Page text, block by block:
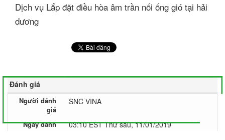
Dịch vụ Lắp đặt điều hòa âm trần nối ống gió tại hải
dương
Đánh giá
Người đánh
giá
SNC VINA
Ngày đánh
03:10 EST Thứ sáu, 11/01/2019